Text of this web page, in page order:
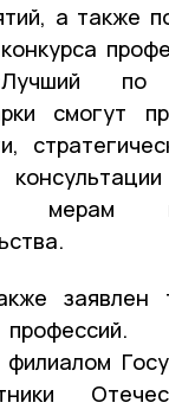
а также
по
смогут
мерам
заявлен